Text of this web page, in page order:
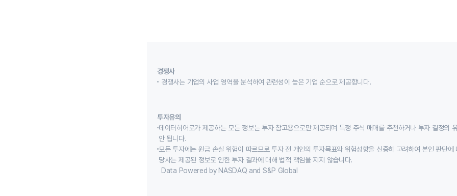
경쟁사
경쟁사는 기업의 사업 영역을 분석하여 관련성이 높은 기업 순으로 제공합니다.
투자유의
데이터히어로가 제공하는 모든 정보는 투자 참고용으로만 제공되며 특정 주식 매매를 추천하거나 투자 결정의
안 됩니다.
모든 투자에는 원금 손실 위험이 따르므로 투자 전 개인의 투자목표와 위험성향을 신중히 고려하여 본인 판단에
당사는 제공된 정보로 인한 투자 결과에 대해 법적 책임을 지지 않습니다.
Data Powered by NASDAQ and S&P Global